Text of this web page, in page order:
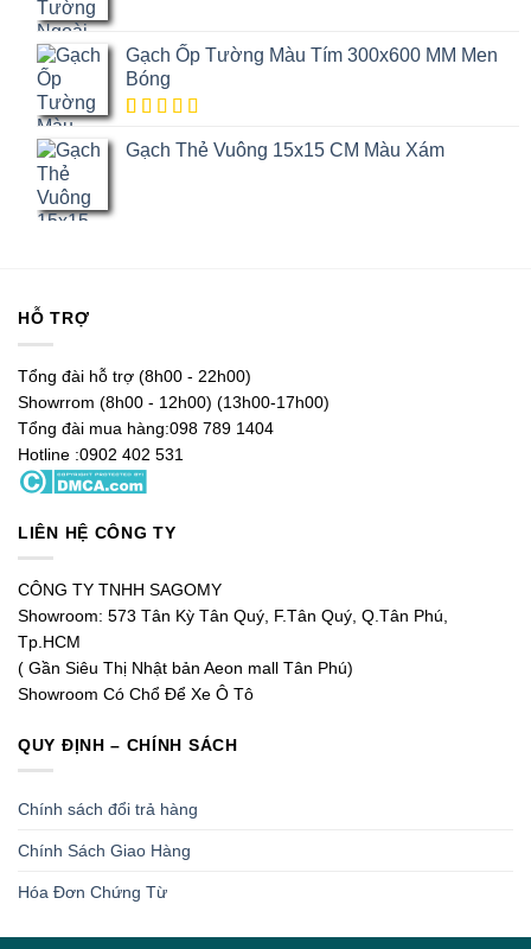
Gạch Ốp Tường Màu Tím 300x600 MM Men
Bóng
5 dựa trên
Gạch Thẻ Vuông 15x15 CM Màu Xám
HỖ TRỢ
Tổng đài hỗ trợ (8h00 - 22h00)
Showrrom (8h00 - 12h00) (13h00-17h00)
Tổng đài mua hàng:098 789 1404
Hotline :0902 402 531
LIÊN HỆ CÔNG TY
CÔNG TY TNHH SAGOMY
Showroom: 573 Tân Kỳ Tân Quý, F.Tân Quý, Q.Tân Phú,
Tp.HCM
( Gần Siêu Thị Nhật bản Aeon mall Tân Phú)
Showroom Có Chổ Để Xe Ô Tô
QUY ĐỊNH – CHÍNH SÁCH
Chính sách đổi trả hàng
Chính Sách Giao Hàng
Hóa Đơn Chứng Từ